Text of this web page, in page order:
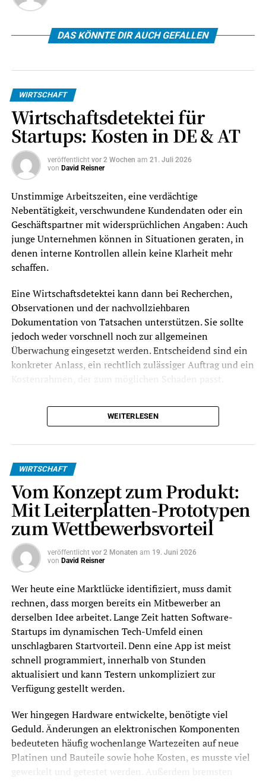
DAS KÖNNTE DIR AUCH GEFALLEN
WIRTSCHAFT
Wirtschaftsdetektei für
Startups: Kosten in DE & AT
veröffentlicht vor 2 Wochen am 21. Juli 2026
von David Reisner
Unstimmige Arbeitszeiten, eine verdächtige
Nebentätigkeit, verschwundene Kundendaten oder ein
Geschäftspartner mit widersprüchlichen Angaben: Auch
junge Unternehmen können in Situationen geraten, in
denen interne Kontrollen allein keine Klarheit mehr
schaffen.
Eine Wirtschaftsdetektei kann dann bei Recherchen,
Observationen und der nachvollziehbaren
Dokumentation von Tatsachen unterstützen. Sie sollte
jedoch weder vorschnell noch zur allgemeinen
Überwachung eingesetzt werden. Entscheidend sind ein
konkreter Anlass, ein rechtlich zulässiger Auftrag und ein
Kostenrahmen, der zum möglichen Schaden passt.
Dieser Ratgeber zeigt, wann eineDetektei für Startups
infrage kommt, wie sich Detektivkosten
Unternehmen bei der Auswahl eines Anbieters in
Deutschland und Österreich beachten sollten.
WEITERLESEN
WIRTSCHAFT
Vom Konzept zum Produkt:
Mit Leiterplatten-Prototypen
zum Wettbewerbsvorteil
veröffentlicht vor 2 Monaten am 19. Juni 2026
von David Reisner
Wer heute eine Marktlücke identifiziert, muss damit
rechnen, dass morgen bereits ein Mitbewerber an
derselben Idee arbeitet. Lange Zeit hatten Software-
Startups im dynamischen Tech-Umfeld einen
unschlagbaren Startvorteil. Denn eine App ist meist
schnell programmiert, innerhalb von Stunden
aktualisiert und kann Testern unkompliziert zur
Verfügung gestellt werden.
Wer hingegen Hardware entwickelte, benötigte viel
Geduld. Änderungen an elektronischen Komponenten
bedeuteten häufig wochenlange Wartezeiten auf neue
Platinen und Bauteile sowie hohe Kosten, es musste viel
gewerkelt und getestet werden. Außerdem bremsten